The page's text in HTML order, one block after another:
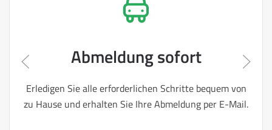
Abmeldung sofort
Erledigen Sie alle erforderlichen Schritte bequem von
zu Hause und erhalten Sie Ihre Abmeldung per E-Mail.